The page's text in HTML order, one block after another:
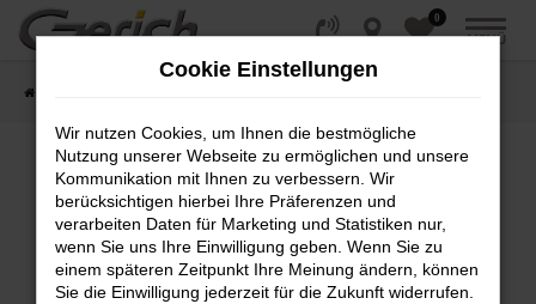
Zum
0
MENÜ
Fehler: Network Error
Beim Laden ist ein Fehler aufgetreten.
Hier sind ein paar Tipps, die dir helfen können:
Cookie Einstellungen
Wir nutzen Cookies, um Ihnen die bestmögliche
Nutzung unserer Webseite zu ermöglichen und unsere
Kommunikation mit Ihnen zu verbessern. Wir
berücksichtigen hierbei Ihre Präferenzen und
verarbeiten Daten für Marketing und Statistiken nur,
wenn Sie uns Ihre Einwilligung geben. Wenn Sie zu
einem späteren Zeitpunkt Ihre Meinung ändern, können
Sie die Einwilligung jederzeit für die Zukunft widerrufen.